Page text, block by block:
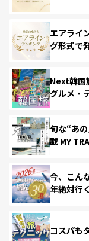
エアライ
グ形式で
Next韓国
グルメ・
旬な“あ
載 MY
今、こん
年絶対行
コスパも